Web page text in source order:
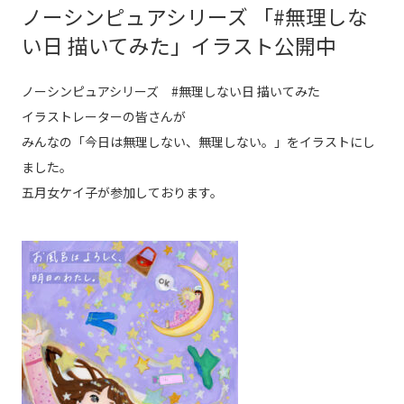
ノーシンピュアシリーズ 「#無理しな
い日 描いてみた」イラスト公開中
ノーシンピュアシリーズ #無理しない日 描いてみた
イラストレーターの皆さんが
みんなの「今日は無理しない、無理しない。」をイラストにし
ました。
五月女ケイ子が参加しております。